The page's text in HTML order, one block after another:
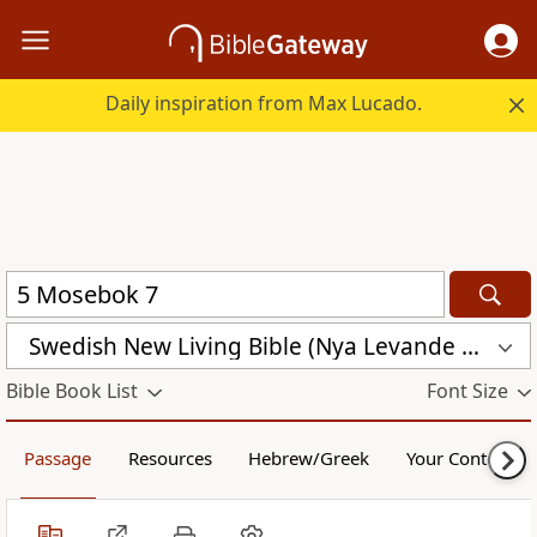
Daily inspiration from Max Lucado.
Swedish New Living Bible (Nya Levande Bibeln) (SVL)
Bible Book List Font Size
Passage Resources Hebrew/Greek Your Content